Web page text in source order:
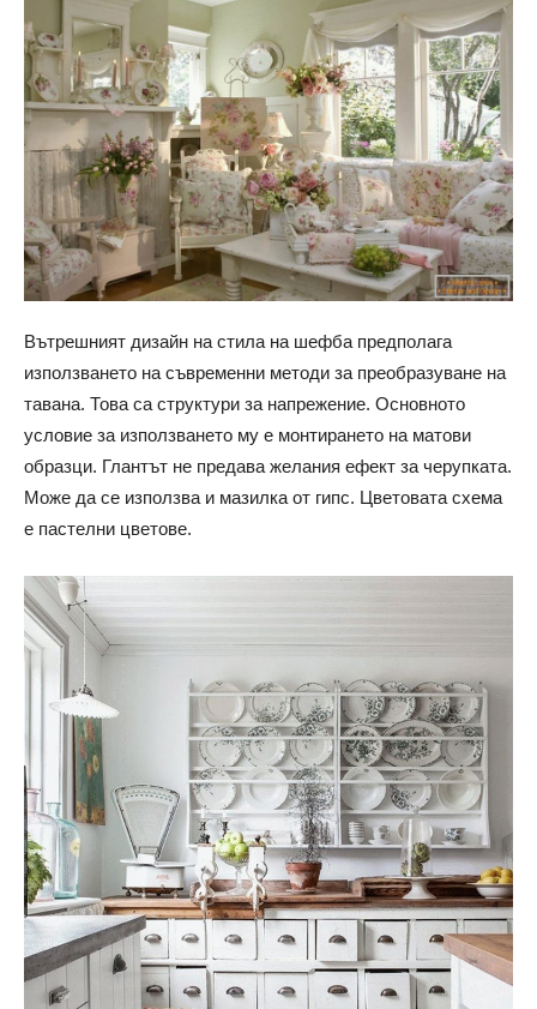
Вътрешният дизайн на стила на шефба предполага
използването на съвременни методи за преобразуване на
тавана. Това са структури за напрежение. Основното
условие за използването му е монтирането на матови
образци. Глантът не предава желания ефект за черупката.
Може да се използва и мазилка от гипс. Цветовата схема
е пастелни цветове.